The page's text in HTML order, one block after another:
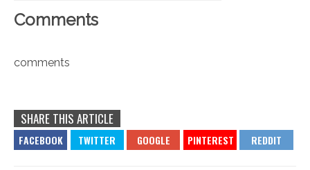
Comments
comments
SHARE THIS ARTICLE